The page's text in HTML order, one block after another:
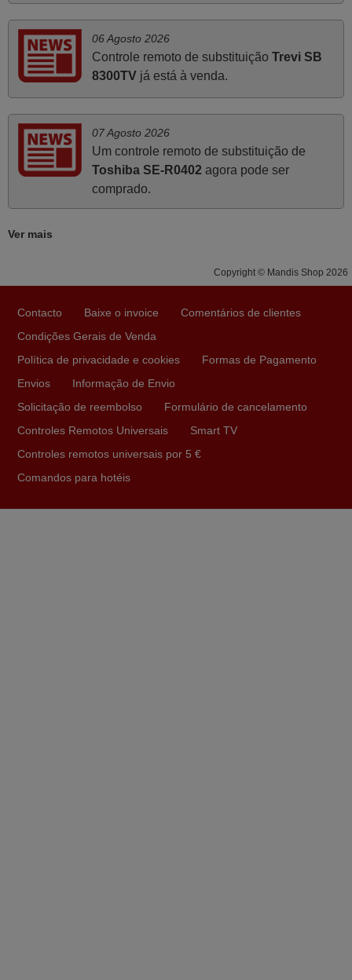
cumprimentos.
Abril 2025
O comando veio bem embrulhado e protegido. Fez logo a
emparelhamento com a televisão, sem problemas.
Funciona na perfeição. Recomendo vivamente este
produto e este site.
Julho 2025
Domingos Manuel,
Já recebi o comando bem embalado mas não é de
origem mas trabalha bem, obrigada!..
06 Agosto 2026
Controle remoto de substituição Trevi SB
8300TVjá está à venda.
07 Agosto 2026
Um controle remoto de substituição de
Toshiba SE-R0402 agora pode ser
comprado.
Ver mais
Copyright © Mandis Shop 2026
Contacto Baixe o invoice
Comentários de clientes
Condições Gerais de Venda
Política de privacidade e cookies
Formas de Pagamento
Envios
Informação de Envio
Solicitação de reembolso
Formulário de cancelamento
Controles Remotos Universais
Smart TV
Controles remotos universais por 5 €
Comandos para hotéis